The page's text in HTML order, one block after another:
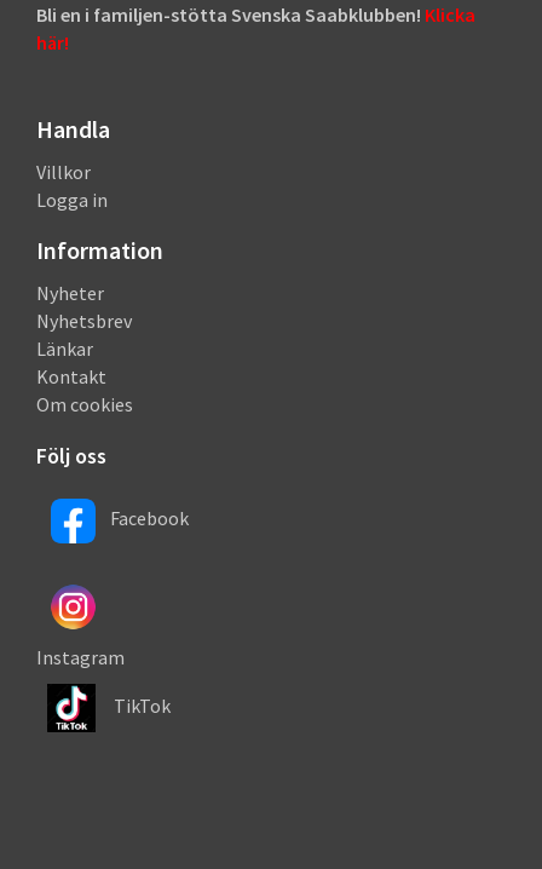
Bli en i familjen-stötta Svenska Saabklubben! Klicka
här!
Handla
Villkor
Logga in
Information
Nyheter
Nyhetsbrev
Länkar
Kontakt
Om cookies
Följ oss
Facebook
Instagram
TikTok